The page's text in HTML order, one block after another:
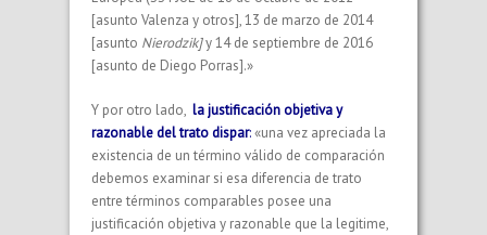
[asunto Valenza y otros], 13 de marzo de 2014
[asunto Nierodzik]y 14 de septiembre de 2016
[asunto de Diego Porras].»
Y por otro lado, la justificación objetiva y
razonable del trato dispar:«una vez apreciada la
existencia de un término válido de comparación
debemos examinar si esa diferencia de trato
entre términos comparables posee una
justificación objetiva y razonable que la legitime,